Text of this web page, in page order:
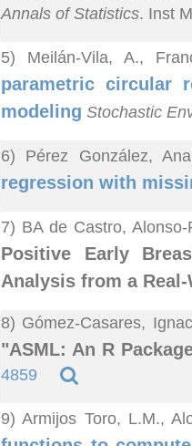
Annals of Statistics. Inst
5) Meilán-Vila, A.,
parametric circular
modeling Stochastic
6) Pérez González,
regression with
7) BA de Castro,
Positive Early
Analysis from a
8) Gómez-Casares,
"ASML: An R
4859
9) Armijos Toro, L.M.,